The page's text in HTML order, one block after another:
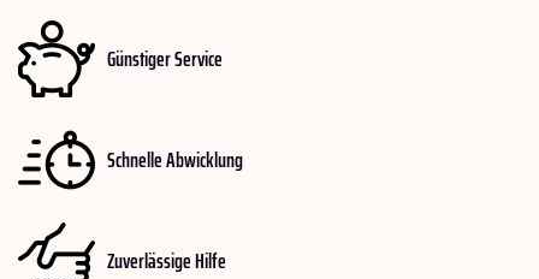
Günstiger Service
Schnelle Abwicklung
Zuverlässige Hilfe